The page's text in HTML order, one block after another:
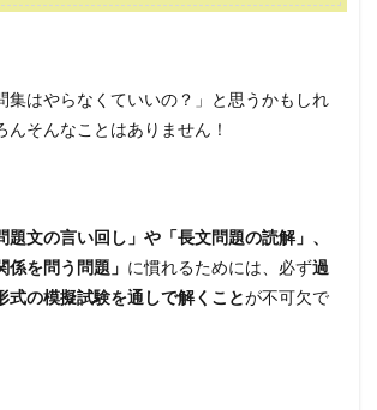
集はやらなくていいの？」と思うかもしれ
んそんなことはありません！
題文の言い回し」や「長文問題の読解」、
係を問う問題」 に慣れるためには、必ず過
式の模擬試験を通しで解くことが不可欠で